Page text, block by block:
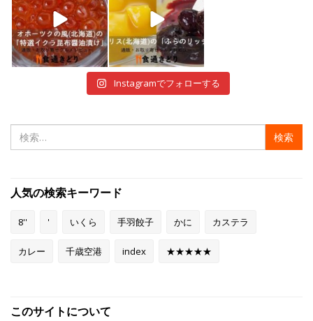
12月 29 12月 28
Instagramでフォローする
索:
人気の検索キーワード
8'' ' いくら 手羽餃子 かに カステラ
カレー 千歳空港 index ★★★★★
このサイトについて